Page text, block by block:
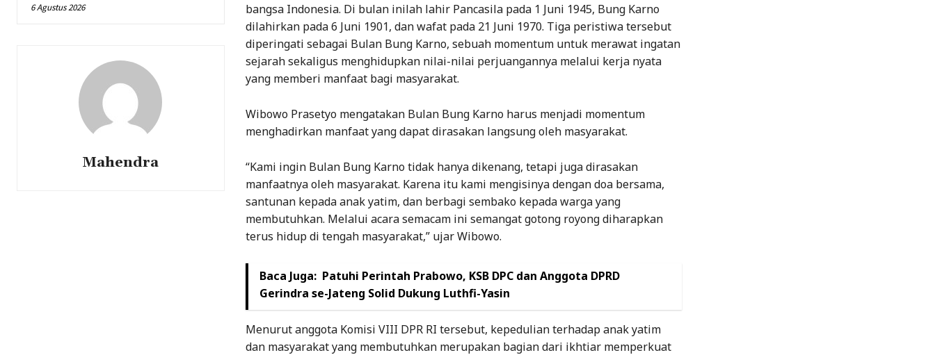
6 Agustus 2026
Mahendra
bangsa Indonesia. Di bulan inilah lahir Pancasila pada 1 Juni 1945, Bung Karno
dilahirkan pada 6 Juni 1901, dan wafat pada 21 Juni 1970. Tiga peristiwa tersebut
diperingati sebagai Bulan Bung Karno, sebuah momentum untuk merawat ingatan
sejarah sekaligus menghidupkan nilai-nilai perjuangannya melalui kerja nyata
yang memberi manfaat bagi masyarakat.
Wibowo Prasetyo mengatakan Bulan Bung Karno harus menjadi momentum
menghadirkan manfaat yang dapat dirasakan langsung oleh masyarakat.
“Kami ingin Bulan Bung Karno tidak hanya dikenang, tetapi juga dirasakan
manfaatnya oleh masyarakat. Karena itu kami mengisinya dengan doa bersama,
santunan kepada anak yatim, dan berbagi sembako kepada warga yang
membutuhkan. Melalui acara semacam ini semangat gotong royong diharapkan
terus hidup di tengah masyarakat,” ujar Wibowo.
Baca Juga: Patuhi Perintah Prabowo, KSB DPC dan Anggota DPRD
Gerindra se-Jateng Solid Dukung Luthfi-Yasin
Menurut anggota Komisi VIII DPR RI tersebut, kepedulian terhadap anak yatim
dan masyarakat yang membutuhkan merupakan bagian dari ikhtiar memperkuat